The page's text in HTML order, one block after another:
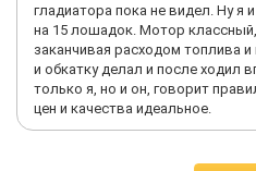
гладиатора пока не видел. Ну я
на 15 лошадок. Мотор классный,
заканчивая расходом топлива
и обкатку делал и после ходил
только я, но и он, говорит
цен и качества идеальное.